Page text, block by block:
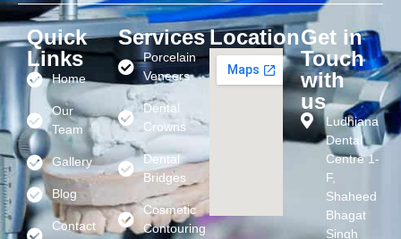
Quick
Links
Home
Our
Team
Gallery
Blog
Contact
Services
Porcelain
Veneers
Dental
Crowns
Dental
Bridges
Cosmetic
Contouring
LocationGet in
Touch
with
us
Ludhiana
Dental
Centre 1-
F,
Shaheed
Bhagat
Singh